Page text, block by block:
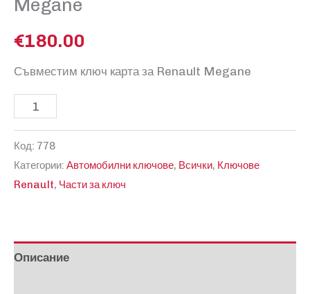
Megane
€180.00
Съвместим ключ карта за Renault Megane
количество
Съвместим
ключ
карта
Megane
Код: 778
Категории: Автомобилни ключове, Всички, Ключове
Renault, Части за ключ
Описание